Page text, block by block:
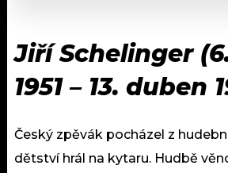
Jiří Schelinger
1951 – 13. duben
Český zpěvák pocházel z
dětství hrál na kytaru. Hudbě